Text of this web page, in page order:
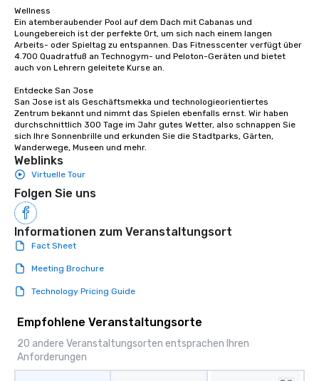
Wellness
Ein atemberaubender Pool auf dem Dach mit Cabanas und
Loungebereich ist der perfekte Ort, um sich nach einem langen
Arbeits- oder Spieltag zu entspannen. Das Fitnesscenter verfügt über
4.700 Quadratfuß an Technogym- und Peloton-Geräten und bietet
auch von Lehrern geleitete Kurse an.
Entdecke San Jose
San Jose ist als Geschäftsmekka und technologieorientiertes
Zentrum bekannt und nimmt das Spielen ebenfalls ernst. Wir haben
durchschnittlich 300 Tage im Jahr gutes Wetter, also schnappen Sie
sich Ihre Sonnenbrille und erkunden Sie die Stadtparks, Gärten,
Wanderwege, Museen und mehr.
Weblinks
Virtuelle Tour
Folgen Sie uns
Informationen zum Veranstaltungsort
Fact Sheet
Meeting Brochure
Technology Pricing Guide
Empfohlene Veranstaltungsorte
20 andere Veranstaltungsorten entsprachen Ihren
Anforderungen